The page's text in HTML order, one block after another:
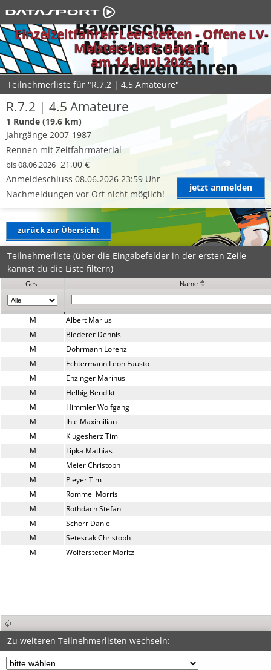
Einzelzeitfahren Leerstetten - Offene LV-
Meisterschaft Bayern
am 14. Juni 2026
Teilnehmerliste für "R.7.2 | 4.5 Amateure"
R.7.2 | 4.5 Amateure
1 Runde (19,6 km)
Jahrgänge 2007-1987
Rennen mit Zeitfahrmaterial
bis 08.06.2026 21,00 €
Anmeldeschluss 08.06.2026 23:59 Uhr -
Nachmeldungen vor Ort nicht möglich!
jetzt anmelden
zurück zur Übersicht
Teilnehmerliste (über die Eingabefelder in der ersten Zeile
kannst du die Liste filtern)
Ges. Name
M
Albert Marius
M
Biederer Dennis
M
Dohrmann Lorenz
M
Echtermann Leon Fausto
M
Enzinger Marinus
M
Helbig Bendikt
M
Himmler Wolfgang
M
Ihle Maximilian
M
Klugesherz Tim
M
Lipka Mathias
M
Meier Christoph
M
Pleyer Tim
M
Rommel Morris
M
Rothdach Stefan
M
Schorr Daniel
M
Setescak Christoph
M
Wolferstetter Moritz
Zu weiteren Teilnehmerlisten wechseln: